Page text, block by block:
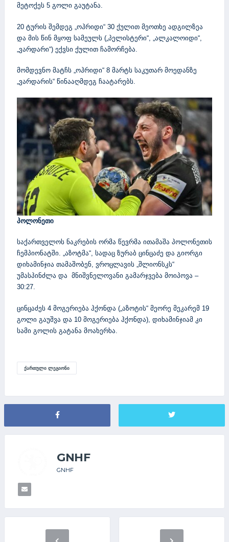
მეტოქეს 5 გოლი გაუტანა.
20 ტურის შემდეგ „ოჰრიდი“ 30 ქულით მეოთხე ადგილზეა
და მის წინ მყოფ სამეულს („პელისტერი“, „ალკალოიდი“,
„ვარდარი“) ექვსი ქულით ჩამორჩება.
მომდევნო მატჩს „ოჰრიდი“ 8 მარტს საკუთარ მოედანზე
„ვარდარის“ წინააღმდეგ ჩაატარებს.
პოლონეთი
საქართველოს ნაკრების ორმა წევრმა ითამაშა პოლონეთის
ჩემპიონატში. „აზოტმა“, სადაც ზურაბ ცინცაძე და გიორგი
დიხამინჯია თამაშობენ, ვროცლავის „შლიონსკს“
უმასპინძლა და მნიშვნელოვანი გამარჯვება მოიპოვა –
30:27.
ცინცაძეს 4 მოგერიება ჰქონდა („აზოტის“ მეორე მეკარემ 19
გოლი გაუშვა და 10 მოგერიება ჰქონდა), დიხამინჯიამ კი
სამი გოლის გატანა მოახერხა.
ᲥᲐᲠᲗᲣᲚᲘ ᲚᲔᲒᲘᲝᲜᲘ
GNHF
GNHF